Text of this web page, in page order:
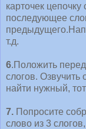
карточек
последующее
т.д.
6.Положить
слогов. Озвучить
найти нужный,
7. Попросите
слово из 3